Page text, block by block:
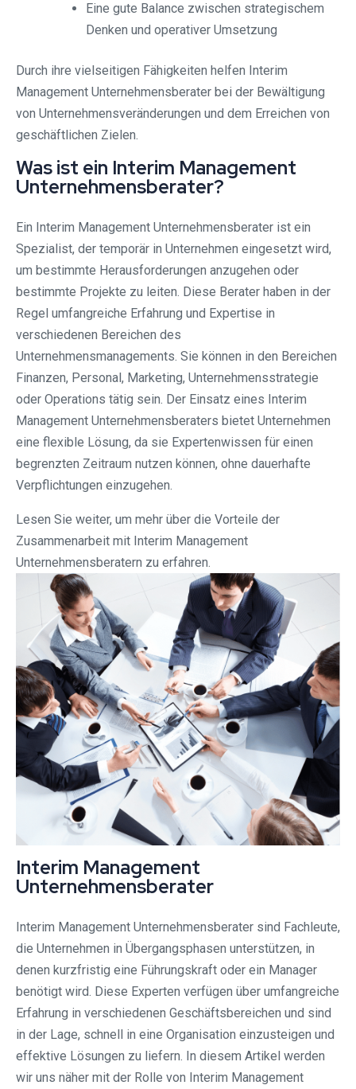
Eine gute Balance zwischen strategischem
Denken und operativer Umsetzung
Durch ihre vielseitigen Fähigkeiten helfen Interim
Management Unternehmensberater bei der Bewältigung
von Unternehmensveränderungen und dem Erreichen von
geschäftlichen Zielen.
Was ist ein Interim Management
Unternehmensberater?
Ein Interim Management Unternehmensberater ist ein
Spezialist, der temporär in Unternehmen eingesetzt wird,
um bestimmte Herausforderungen anzugehen oder
bestimmte Projekte zu leiten. Diese Berater haben in der
Regel umfangreiche Erfahrung und Expertise in
verschiedenen Bereichen des
Unternehmensmanagements. Sie können in den Bereichen
Finanzen, Personal, Marketing, Unternehmensstrategie
oder Operations tätig sein. Der Einsatz eines Interim
Management Unternehmensberaters bietet Unternehmen
eine flexible Lösung, da sie Expertenwissen für einen
begrenzten Zeitraum nutzen können, ohne dauerhafte
Verpflichtungen einzugehen.
Lesen Sie weiter, um mehr über die Vorteile der
Zusammenarbeit mit Interim Management
Unternehmensberatern zu erfahren.
Interim Management
Unternehmensberater
Interim Management Unternehmensberater sind Fachleute,
die Unternehmen in Übergangsphasen unterstützen, in
denen kurzfristig eine Führungskraft oder ein Manager
benötigt wird. Diese Experten verfügen über umfangreiche
Erfahrung in verschiedenen Geschäftsbereichen und sind
in der Lage, schnell in eine Organisation einzusteigen und
effektive Lösungen zu liefern. In diesem Artikel werden
wir uns näher mit der Rolle von Interim Management